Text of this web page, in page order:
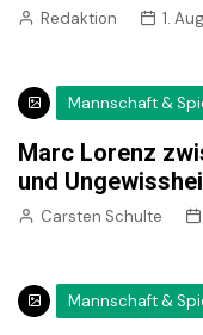
Redaktion 1.
Mannschaft &
Marc Lorenz
und
Carsten Schulte
Mannschaft &